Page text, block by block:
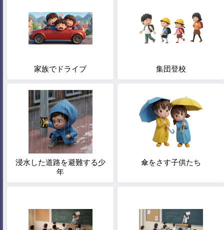
家族でドライブ 集団登校
浸水した道路を避難する少
年
傘をさす子供たち